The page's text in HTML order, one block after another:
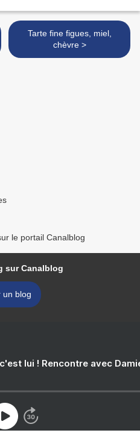
Tarte fine figues, miel,
chèvre >
le portail Canalblog
sur Canalblog
un blog
lui ! Rencontre avec